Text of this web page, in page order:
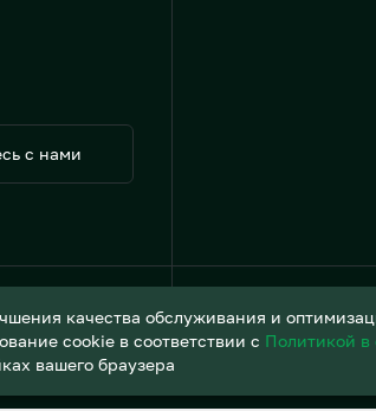
с нами
качества обслуживания и
cookie в соответствии с Политикой
вашего браузера